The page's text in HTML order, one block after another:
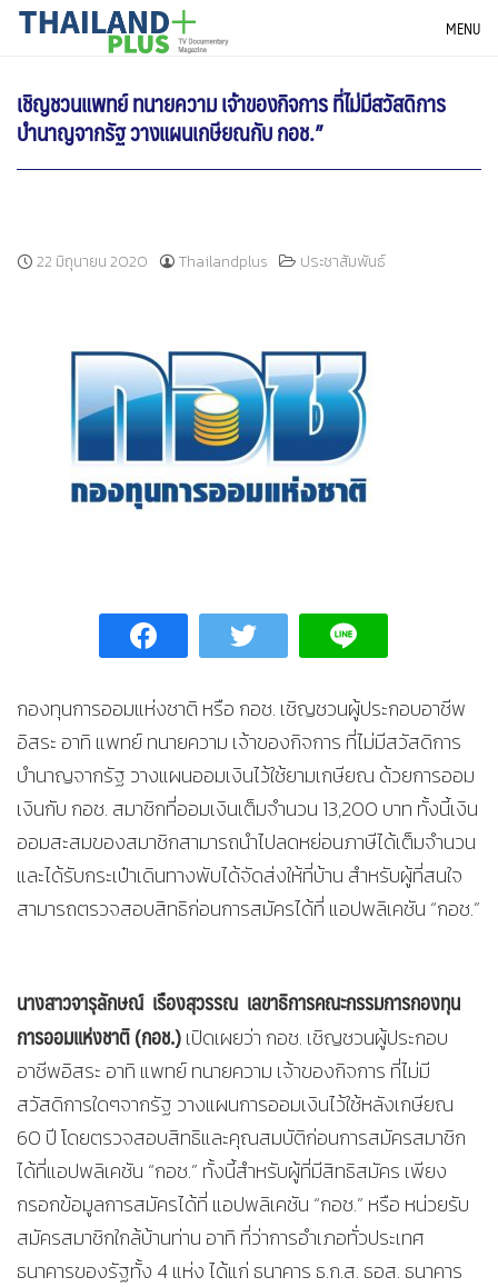
SkipTHAILANDPLUS NEWS MENU
เชิญชวนแพทย์ ทนายความ เจ้าของกิจการ ที่ไม่มีสวัสดิการ
บำนาญจากรัฐ วางแผนเกษียณกับ กอช.”
22 มิถุนายน 2020 Thailandplus ประชาสัมพันธ์
กองทุนการออมแห่งชาติ หรือ กอช. เชิญชวนผู้ประกอบอาชีพ
อิสระ อาทิ แพทย์ ทนายความ เจ้าของกิจการ ที่ไม่มีสวัสดิการ
บำนาญจากรัฐ วางแผนออมเงินไว้ใช้ยามเกษียณ ด้วยการออม
เงินกับ กอช. สมาชิกที่ออมเงินเต็มจำนวน 13,200 บาท ทั้งนี้เงิน
ออมสะสมของสมาชิกสามารถนำไปลดหย่อนภาษีได้เต็มจำนวน
และได้รับกระเป๋าเดินทางพับได้จัดส่งให้ที่บ้าน สำหรับผู้ที่สนใจ
สามารถตรวจสอบสิทธิก่อนการสมัครได้ที่ แอปพลิเคชัน “กอช.”
นางสาวจารุลักษณ์ เรืองสุวรรณ เลขาธิการคณะกรรมการกองทุน
การออมแห่งชาติ(กอช.)เปิดเผยว่า กอช. เชิญชวนผู้ประกอบ
อาชีพอิสระ อาทิ แพทย์ ทนายความ เจ้าของกิจการ ที่ไม่มี
สวัสดิการใดๆจากรัฐ วางแผนการออมเงินไว้ใช้หลังเกษียณ
60 ปี โดยตรวจสอบสิทธิและคุณสมบัติก่อนการสมัครสมาชิก
ได้ที่แอปพลิเคชัน “กอช.” ทั้งนี้สำหรับผู้ที่มีสิทธิสมัคร เพียง
กรอกข้อมูลการสมัครได้ที่ แอปพลิเคชัน “กอช.” หรือ หน่วยรับ
สมัครสมาชิกใกล้บ้านท่าน อาทิ ที่ว่าการอำเภอทั่วประเทศ
ธนาคารของรัฐทั้ง 4 แห่ง ได้แก่ ธนาคาร ธ.ก.ส. ธอส. ธนาคาร